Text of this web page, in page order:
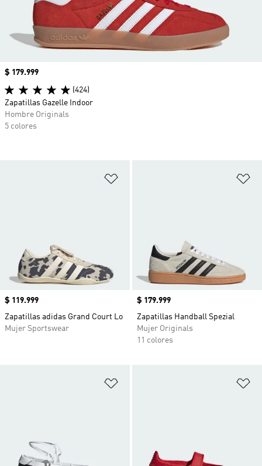
Precio
$ 119.999
Zapatillas adidas Grand Court Lo
Mujer Sportswear
Precio
$ 179.999
Zapatillas Handball Spezial
Mujer Originals
11 colores
Precio
$ 179.999
(424)
Zapatillas Gazelle Indoor
Hombre Originals
5 colores